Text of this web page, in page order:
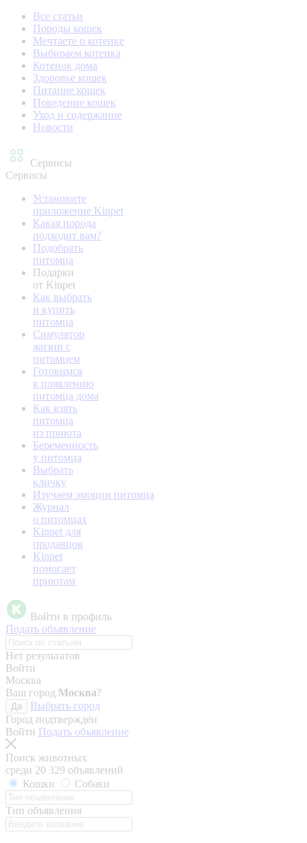
Все статьи
Породы кошек
Мечтаете о котенке
Выбираем котенка
Котенок дома
Здоровье кошек
Питание кошек
Поведение кошек
Уход и содержание
Новости
Сервисы
Сервисы
Установите
приложение Kinpet
Какая порода
подходит вам?
Подобрать
питомца
Подарки
от Kinpet
Как выбрать
и купить
питомца
Симулятор
жизни с
питомцем
Готовимся
к появлению
питомца дома
Как взять
питомца
из приюта
Беременность
у питомца
Выбрать
кличку
Изучаем эмоции питомца
Журнал
о питомцах
Kinpet для
продавцов
Kinpet
помогает
приютам
Войти в профиль
Подать объявление
Нет результатов
Войти
Москва
Ваш город Москва?
Да
Выбрать город
Город подтверждён
Войти Подать объявление
Поиск животных
среди 20 329 объявлений
Кошки
Собаки
Тип объявления